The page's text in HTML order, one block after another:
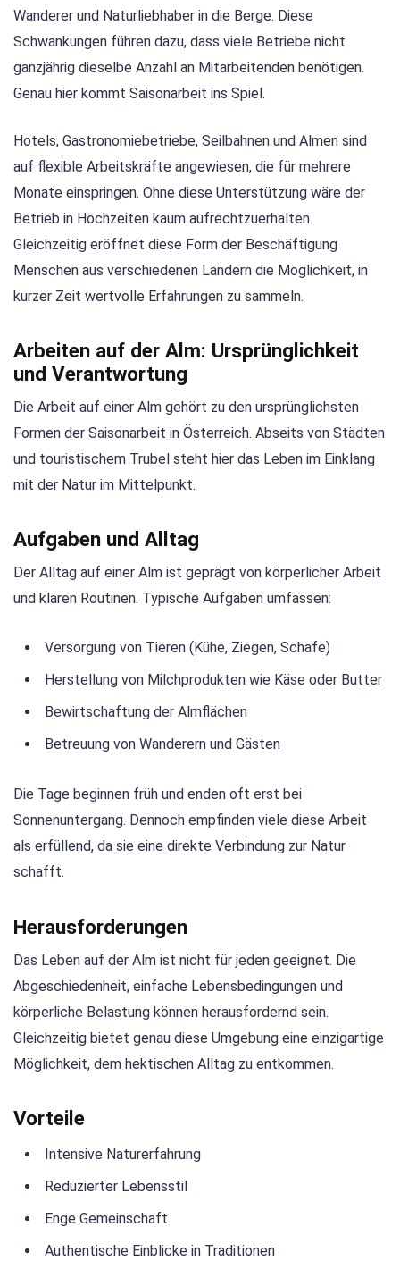
Wanderer und Naturliebhaber in die Berge. Diese
Schwankungen führen dazu, dass viele Betriebe nicht
ganzjährig dieselbe Anzahl an Mitarbeitenden benötigen.
Genau hier kommt Saisonarbeit ins Spiel.
Hotels, Gastronomiebetriebe, Seilbahnen und Almen sind
auf flexible Arbeitskräfte angewiesen, die für mehrere
Monate einspringen. Ohne diese Unterstützung wäre der
Betrieb in Hochzeiten kaum aufrechtzuerhalten.
Gleichzeitig eröffnet diese Form der Beschäftigung
Menschen aus verschiedenen Ländern die Möglichkeit, in
kurzer Zeit wertvolle Erfahrungen zu sammeln.
Arbeiten auf der Alm: Ursprünglichkeit
und Verantwortung
Die Arbeit auf einer Alm gehört zu den ursprünglichsten
Formen der Saisonarbeit in Österreich. Abseits von Städten
und touristischem Trubel steht hier das Leben im Einklang
mit der Natur im Mittelpunkt.
Aufgaben und Alltag
Der Alltag auf einer Alm ist geprägt von körperlicher Arbeit
und klaren Routinen. Typische Aufgaben umfassen:
Versorgung von Tieren (Kühe, Ziegen, Schafe)
Herstellung von Milchprodukten wie Käse oder Butter
Bewirtschaftung der Almflächen
Betreuung von Wanderern und Gästen
Die Tage beginnen früh und enden oft erst bei
Sonnenuntergang. Dennoch empfinden viele diese Arbeit
als erfüllend, da sie eine direkte Verbindung zur Natur
schafft.
Herausforderungen
Das Leben auf der Alm ist nicht für jeden geeignet. Die
Abgeschiedenheit, einfache Lebensbedingungen und
körperliche Belastung können herausfordernd sein.
Gleichzeitig bietet genau diese Umgebung eine einzigartige
Möglichkeit, dem hektischen Alltag zu entkommen.
Vorteile
Intensive Naturerfahrung
Reduzierter Lebensstil
Enge Gemeinschaft
Authentische Einblicke in Traditionen